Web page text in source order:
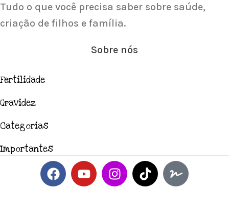
Tudo o que você precisa saber sobre saúde,
criação de filhos e família.
Sobre nós
Fertilidade
Gravidez
Categorias
Importantes